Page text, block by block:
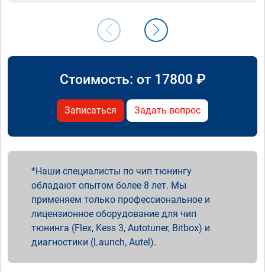
Стоимость: от 17800 ₽
Записаться Задать вопрос
Наши специалисты по чип тюнингу
обладают опытом более 8 лет. Мы
применяем только профессиональное и
лицензионное оборудование для чип
тюнинга (Flex, Kess 3, Autotuner, Bitbox) и
диагностики (Launch, Autel).